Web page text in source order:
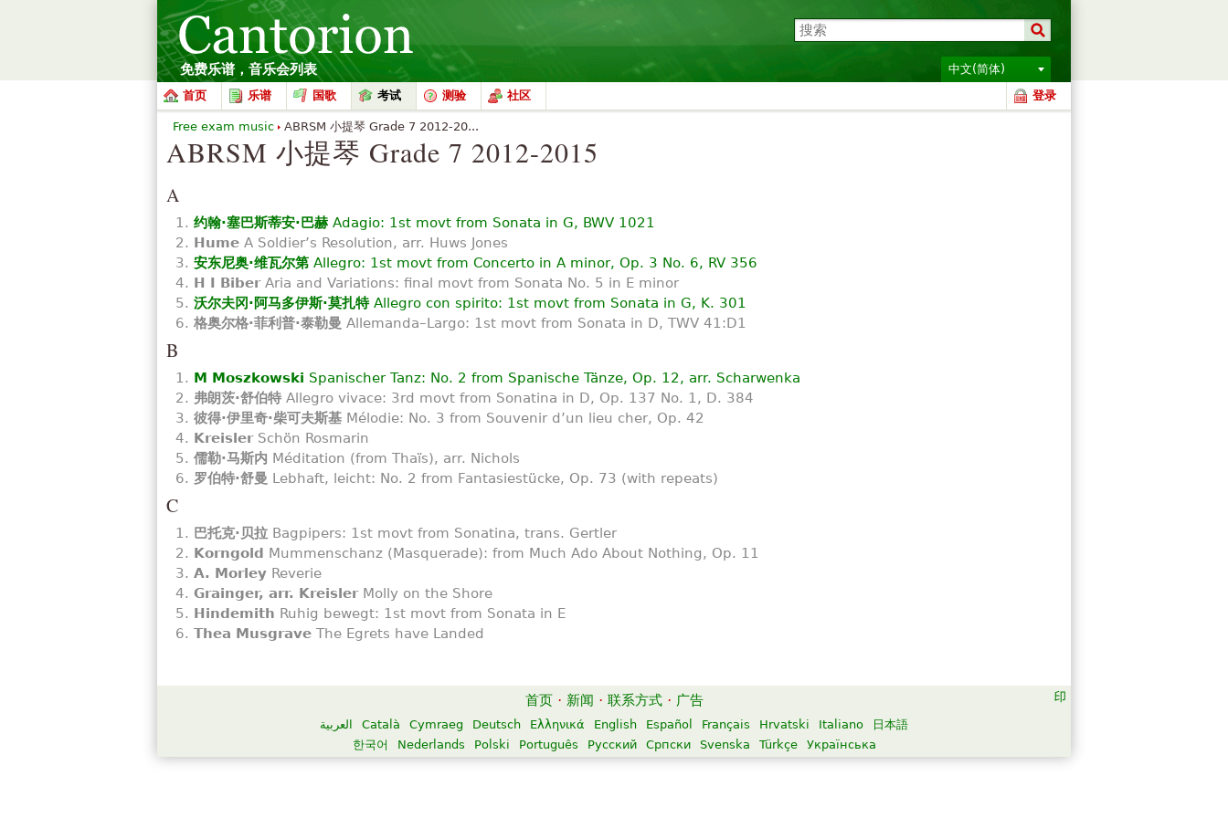
免费乐谱，音乐会列表
中文(简体)
首页
乐谱 国歌 考试 测验 社区 登录
ABRSM 小提琴 Grade 7 2012-2015
A
约翰·塞巴斯蒂安·巴赫 Adagio: 1st movt from Sonata in G, BWV 1021
Hume A Soldier’s Resolution, arr. Huws Jones
安东尼奥·维瓦尔第 Allegro: 1st movt from Concerto in A minor, Op. 3 No. 6, RV 356
H I BiberAria and Variations: final movt from Sonata No. 5 in E minor
沃尔夫冈·阿马多伊斯·莫扎特Allegro con spirito: 1st movt from Sonata in G, K. 301
格奥尔格·菲利普·泰勒曼 Allemanda–Largo: 1st movt from Sonata in D, TWV 41:D1
B
M Moszkowski Spanischer Tanz: No. 2 from Spanische Tänze, Op. 12, arr. Scharwenka
弗朗茨·舒伯特 Allegro vivace: 3rd movt from Sonatina in D, Op. 137 No. 1, D. 384
彼得·伊里奇·柴可夫斯基 Mélodie: No. 3 from Souvenir d’un lieu cher, Op. 42
KreislerSchön Rosmarin
儒勒·马斯内 Méditation (from Thaïs), arr. Nichols
罗伯特·舒曼 Lebhaft, leicht: No. 2 from Fantasiestücke, Op. 73 (with repeats)
C
巴托克·贝拉 Bagpipers: 1st movt from Sonatina, trans. Gertler
Korngold Mummenschanz (Masquerade): from Much Ado About Nothing, Op. 11
A. Morley Reverie
Grainger, arr. KreislerMolly on the Shore
Hindemith Ruhig bewegt: 1st movt from Sonata in E
Thea Musgrave The Egrets have Landed
Free exam music ABRSM 小提琴 Grade 7 2012-20...
首页 · 新闻 · 联系方式 · 广告
العربية Català Cymraeg Deutsch Ελληνικά English Español Français Hrvatski Italiano
日本語
한국어
Nederlands Polski Português Русский Српски Svenska Türkçe Українська